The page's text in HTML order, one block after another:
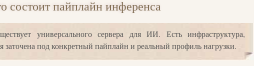
состоит пайплайн инференса
универсального сервера для ИИ. Есть инфраструктура,
заточена под конкретный пайплайн и реальный профиль нагрузки.